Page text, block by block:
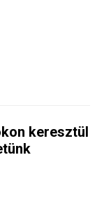
keresztül